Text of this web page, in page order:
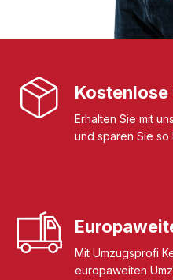
Erhalten Sie mit
und sparen Sie
Mit Umzugsprofi
europaweiten